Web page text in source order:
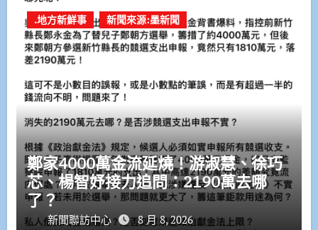
.地方新鮮事 新聞來源:墨新聞
鄭家4000萬金流延燒！游淑慧、徐巧
芯、楊智妤接力追問：2190萬去哪
了？
新聞聯訪中心 8 月 8, 2026